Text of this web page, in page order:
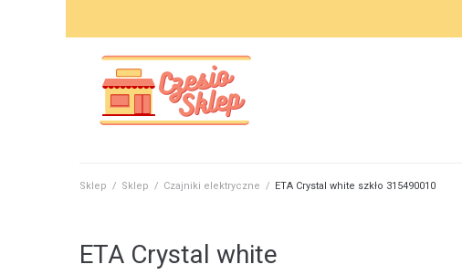
Sklep / Sklep / Czajniki elektryczne / ETA Crystal white szkło 315490010
ETA Crystal white